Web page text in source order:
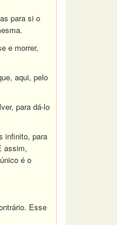
para si o
e morrer,
aqui, pelo
para dá-lo
infinito, para
assim,
é o
Esse